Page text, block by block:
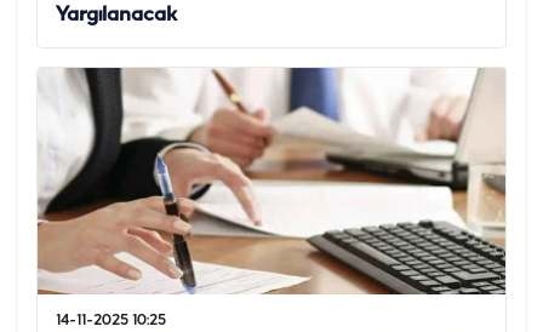
Yargılanacak
14-11-2025 10:25